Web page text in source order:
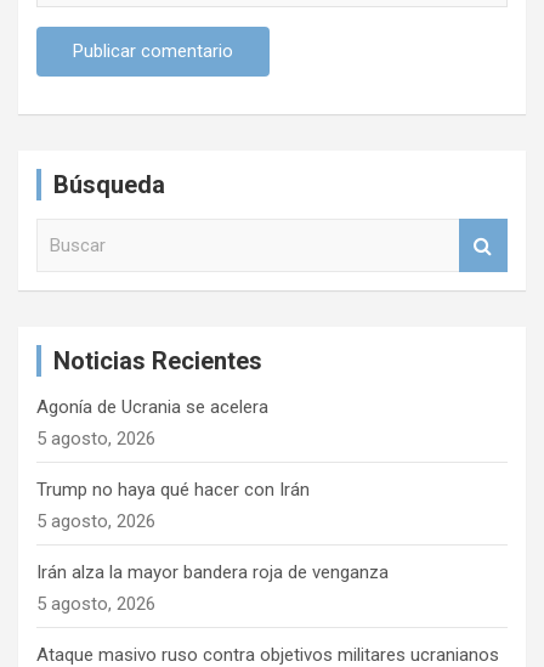
Búsqueda
Noticias Recientes
Agonía de Ucrania se acelera
5 agosto, 2026
Trump no haya qué hacer con Irán
5 agosto, 2026
Irán alza la mayor bandera roja de venganza
5 agosto, 2026
Ataque masivo ruso contra objetivos militares ucranianos